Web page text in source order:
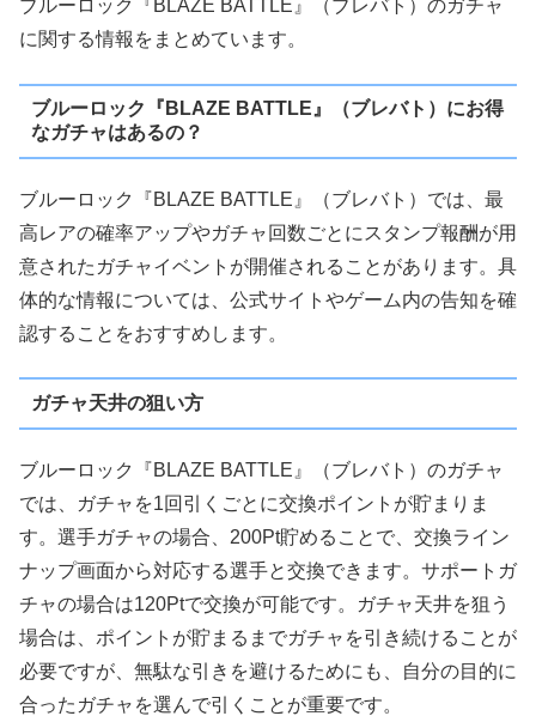
ブルーロック『BLAZE BATTLE』（ブレバト）のガチャ
に関する情報をまとめています。
ブルーロック『BLAZE BATTLE』（ブレバト）にお得
なガチャはあるの？
ブルーロック『BLAZE BATTLE』（ブレバト）では、最
高レアの確率アップやガチャ回数ごとにスタンプ報酬が用
意されたガチャイベントが開催されることがあります。具
体的な情報については、公式サイトやゲーム内の告知を確
認することをおすすめします。
ガチャ天井の狙い方
ブルーロック『BLAZE BATTLE』（ブレバト）のガチャ
では、ガチャを1回引くごとに交換ポイントが貯まりま
す。選手ガチャの場合、200Pt貯めることで、交換ライン
ナップ画面から対応する選手と交換できます。サポートガ
チャの場合は120Ptで交換が可能です。ガチャ天井を狙う
場合は、ポイントが貯まるまでガチャを引き続けることが
必要ですが、無駄な引きを避けるためにも、自分の目的に
合ったガチャを選んで引くことが重要です。